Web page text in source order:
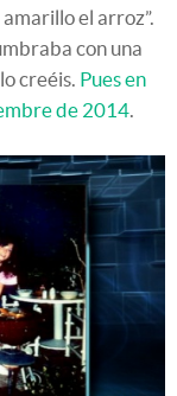
el arroz”.
con una
creéis. Pues en
de 2014.